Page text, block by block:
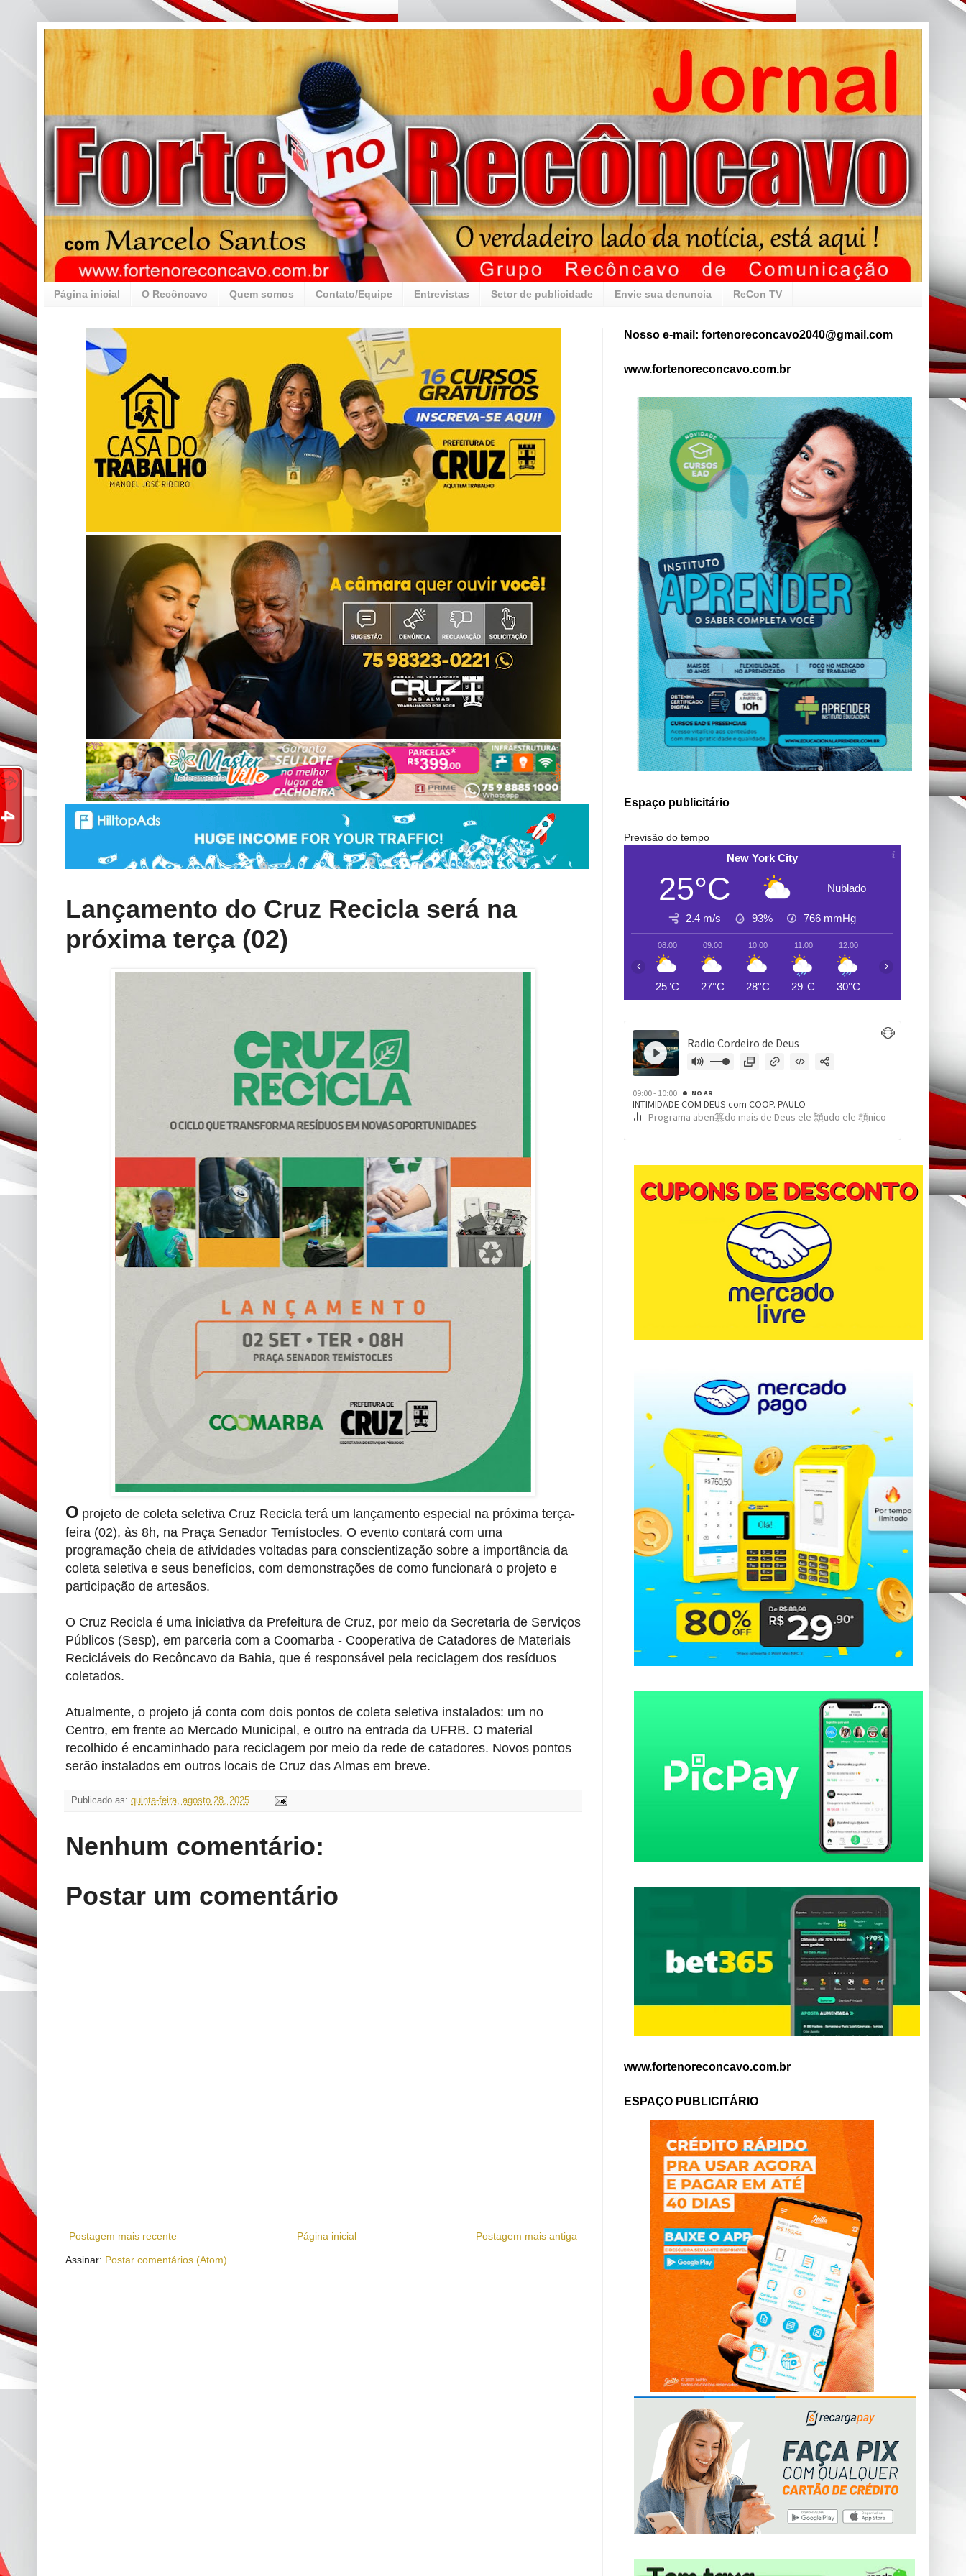
Página inicial O Recôncavo Quem somos Contato/Equipe Entrevistas Setor de publicidade Envie sua denuncia ReCon TV
Lançamento do Cruz Recicla será na
próxima terça (02)
O projeto de coleta seletiva Cruz Recicla terá um lançamento especial na próxima terça-
feira (02), às 8h, na Praça Senador Temístocles. O evento contará com uma
programação cheia de atividades voltadas para conscientização sobre a importância da
coleta seletiva e seus benefícios, com demonstrações de como funcionará o projeto e
participação de artesãos.
O Cruz Recicla é uma iniciativa da Prefeitura de Cruz, por meio da Secretaria de Serviços
Públicos (Sesp), em parceria com a Coomarba - Cooperativa de Catadores de Materiais
Recicláveis do Recôncavo da Bahia, que é responsável pela reciclagem dos resíduos
coletados.
Atualmente, o projeto já conta com dois pontos de coleta seletiva instalados: um no
Centro, em frente ao Mercado Municipal, e outro na entrada da UFRB. O material
recolhido é encaminhado para reciclagem por meio da rede de catadores. Novos pontos
serão instalados em outros locais de Cruz das Almas em breve.
Publicado as: quinta-feira, agosto 28, 2025
Nenhum comentário:
Postar um comentário
Postagem mais recente Postagem mais antiga
Página inicial
Assinar: Postar comentários (Atom)
Nosso e-mail: fortenoreconcavo2040@gmail.com
www.fortenoreconcavo.com.br
Espaço publicitário
Previsão do tempo
New York City
25°C Nublado
2.4 m/s 93% 766 mmHg
08:00
25°C
09:00
27°C
10:00
28°C
11:00
29°C
12:00
30°C
‹ ›
www.fortenoreconcavo.com.br
ESPAÇO PUBLICITÁRIO